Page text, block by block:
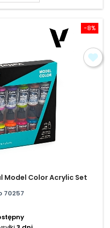
-8%
Model Color Acrylic Set
70257